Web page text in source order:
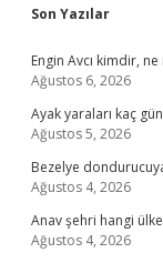
Sidebar
Son Yazılar
Engin Avcı kimdir,
Ağustos 6, 2026
Ayak yaraları kaç
Ağustos 5, 2026
Bezelye
Ağustos 4, 2026
Anav şehri hangi
Ağustos 4, 2026